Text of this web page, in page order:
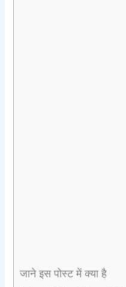
जाने इस पोस्ट में क्या है